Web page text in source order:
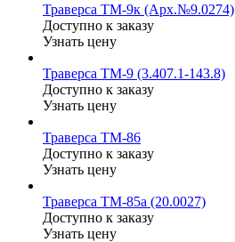
Траверса ТМ-9к (Арх.№9.0274)
Доступно к заказу
Узнать цену
Траверса ТМ-9 (3.407.1-143.8)
Доступно к заказу
Узнать цену
Траверса ТМ-86
Доступно к заказу
Узнать цену
Траверса ТМ-85а (20.0027)
Доступно к заказу
Узнать цену